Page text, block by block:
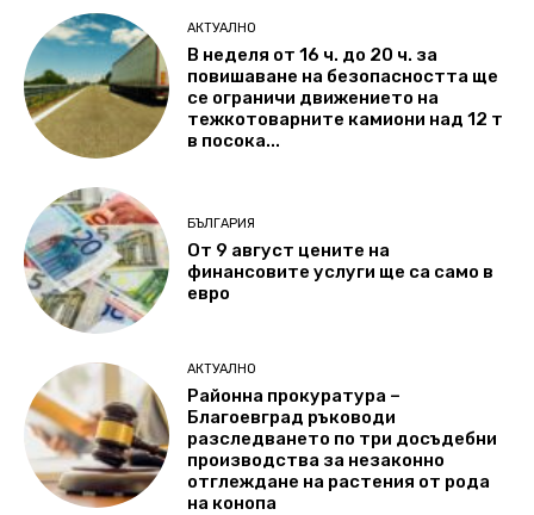
АКТУАЛНО
В неделя от 16 ч. до 20 ч. за
повишаване на безопасността ще
се ограничи движението на
тежкотоварните камиони над 12 т
в посока...
БЪЛГАРИЯ
От 9 август цените на
финансовите услуги ще са само в
евро
АКТУАЛНО
Районна прокуратура –
Благоевград ръководи
разследването по три досъдебни
производства за незаконно
отглеждане на растения от рода
на конопа